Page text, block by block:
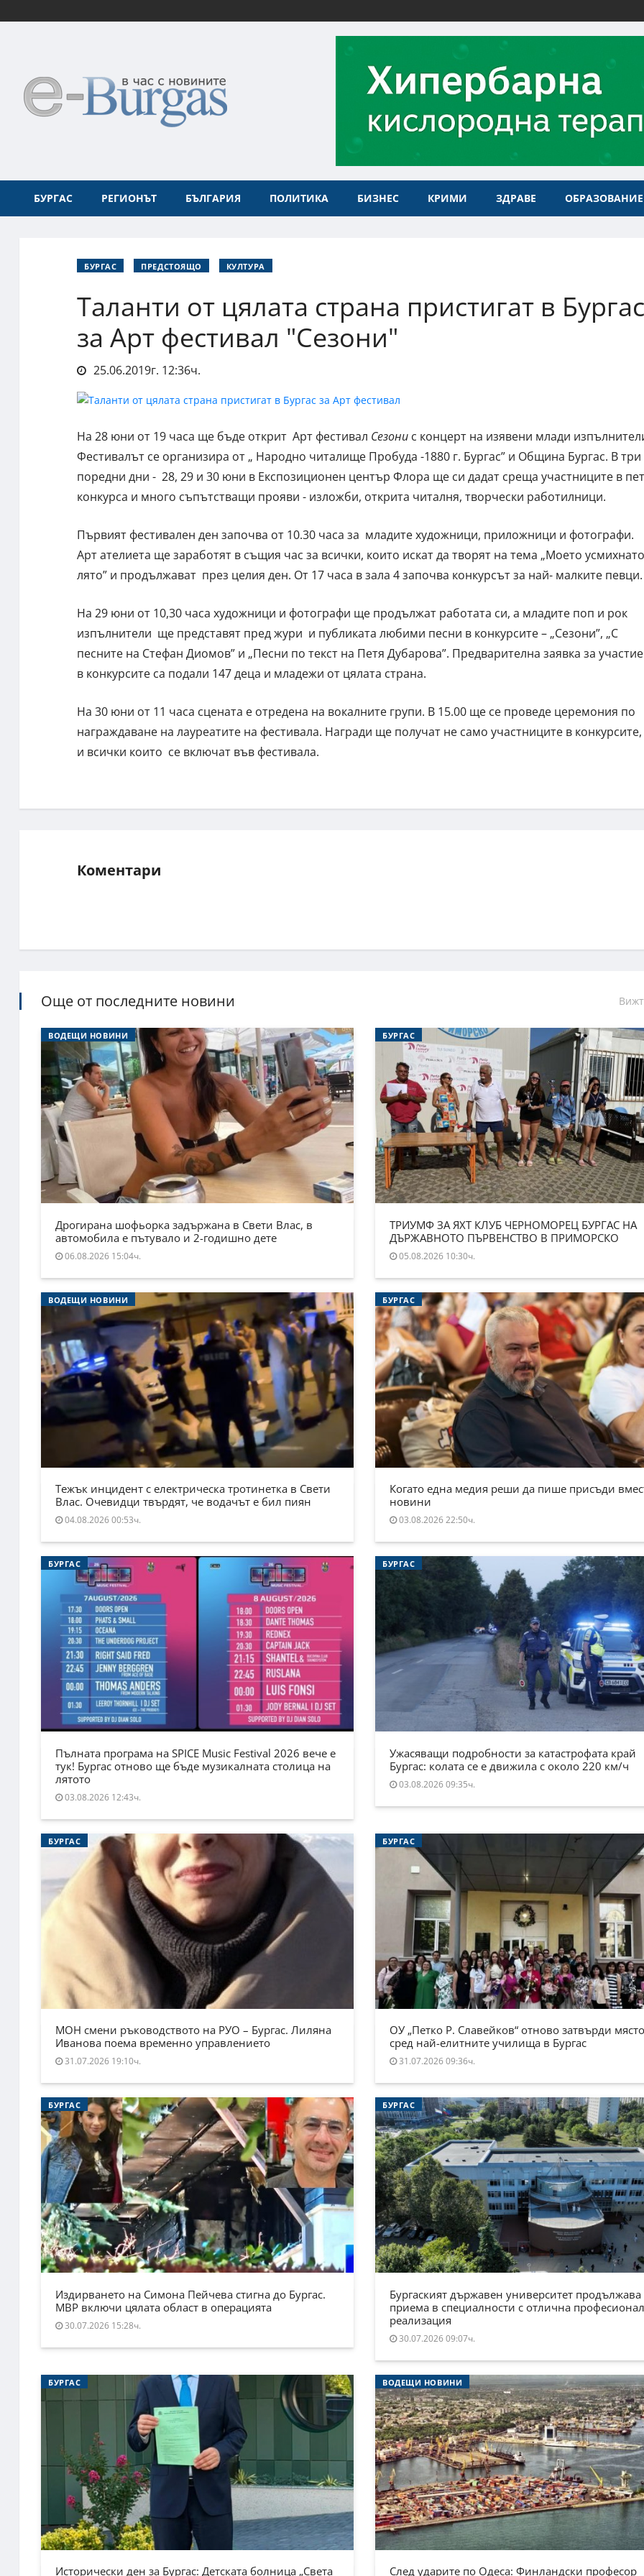
БУРГАС РЕГИОНЪТ БЪЛГАРИЯ ПОЛИТИКА БИЗНЕС КРИМИ ЗДРАВЕ ОБРАЗОВАНИЕ
БУРГАС ПРЕДСТОЯЩО КУЛТУРА
Таланти от цялата страна пристигат в Бургас
за Арт фестивал "Сезони"
25.06.2019г. 12:36ч.
На 28 юни от 19 часа ще бъде открит Арт фестивал Сезони с концерт на изявени млади
Фестивалът се организира от „ Народно читалище Пробуда -1880 г. Бургас” и Община Бургас. В три
поредни дни - 28, 29 и 30 юни в Експозиционен център Флора ще си дадат среща участниците в пет
конкурса и много съпътстващи прояви - изложби, открита читалня, творчески работилници.
Първият фестивален ден започва от 10.30 часа за младите художници, приложници и фотографи.
Арт ателиета ще заработят в същия час за всички, които искат да творят на тема „Моето усмихнато
лято” и продължават през целия ден. От 17 часа в зала 4 започва конкурсът за най- малките певци.
На 29 юни от 10,30 часа художници и фотографи ще продължат работата си, а младите поп и рок
изпълнители ще представят пред жури и публиката любими песни в конкурсите – „Сезони”, „С
песните на Стефан Диомов” и „Песни по текст на Петя Дубарова”. Предварителна заявка за участие
в конкурсите са подали 147 деца и младежи от цялата страна.
На 30 юни от 11 часа сцената е отредена на вокалните групи. В 15.00 ще се проведе церемония по
награждаване на лауреатите на фестивала. Награди ще получат не само участниците в
и всички които се включат във фестивала.
Коментари
Още от последните новини
ВОДЕЩИ НОВИНИ
Дрогирана шофьорка задържана в Свети Влас, в
автомобила е пътувало и 2-годишно дете
06.08.2026 15:04ч.
БУРГАС
ТРИУМФ ЗА ЯХТ КЛУБ ЧЕРНОМОРЕЦ БУРГАС НА
ДЪРЖАВНОТО ПЪРВЕНСТВО В ПРИМОРСКО
05.08.2026 10:30ч.
ВОДЕЩИ НОВИНИ
Тежък инцидент с електрическа тротинетка в Свети
Влас. Очевидци твърдят, че водачът е бил пиян
04.08.2026 00:53ч.
БУРГАС
Когато една медия реши да пише присъди
новини
03.08.2026 22:50ч.
БУРГАС
Пълната програма на SPICE Music Festival 2026 вече е
тук! Бургас отново ще бъде музикалната столица на
лятото
03.08.2026 12:43ч.
БУРГАС
Ужасяващи подробности за катастрофата край
Бургас: колата се е движила с около 220 км/ч
03.08.2026 09:35ч.
БУРГАС
МОН смени ръководството на РУО – Бургас. Лиляна
Иванова поема временно управлението
31.07.2026 19:10ч.
БУРГАС
ОУ „Петко Р. Славейков“ отново затвърди
сред най-елитните училища в Бургас
31.07.2026 09:36ч.
БУРГАС
Издирването на Симона Пейчева стигна до Бургас.
МВР включи цялата област в операцията
30.07.2026 15:28ч.
БУРГАС
Бургаският държавен университет продължава
приема в специалности с отлична
реализация
30.07.2026 09:07ч.
БУРГАС
Исторически ден за Бургас: Детската болница „Света
ВОДЕЩИ НОВИНИ
След ударите по Одеса: Финландски професор